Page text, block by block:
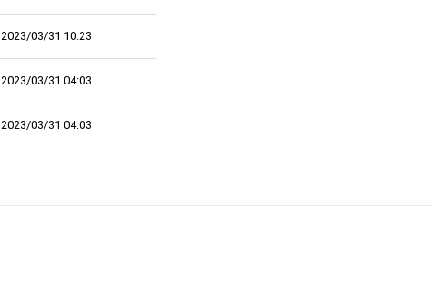
2023/03/31 10:23
2023/03/31 04:03
2023/03/31 04:03